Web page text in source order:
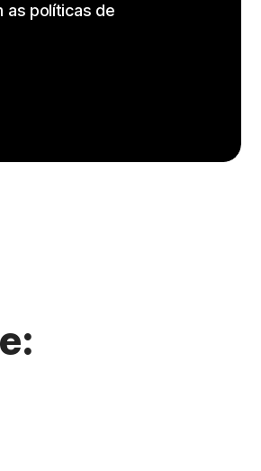
as políticas de